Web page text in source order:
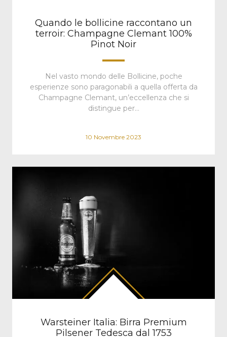
Quando le bollicine raccontano un
terroir: Champagne Clemant 100%
Pinot Noir
Nel vasto mondo delle Bollicine, poche
esperienze sono paragonabili a quella offerta da
Champagne Clemant, un’eccellenza che si
distingue per…
10 Novembre 2023
Warsteiner Italia: Birra Premium
Pilsener Tedesca dal 1753